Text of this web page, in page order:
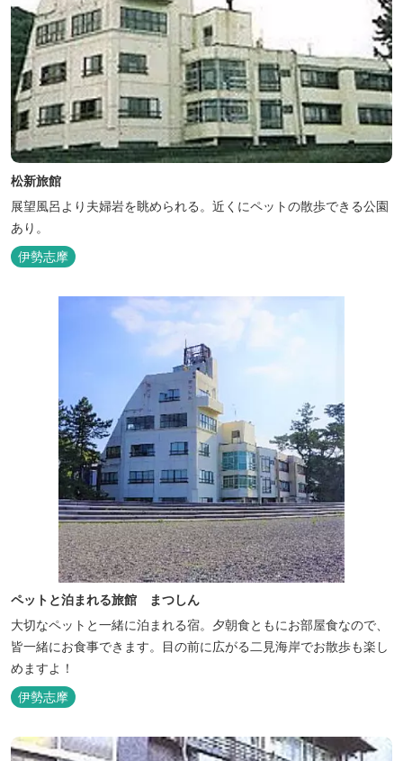
松新旅館
展望風呂より夫婦岩を眺められる。近くにペットの散歩できる公園
あり。
伊勢志摩
ペットと泊まれる旅館 まつしん
大切なペットと一緒に泊まれる宿。夕朝食ともにお部屋食なので、
皆一緒にお食事できます。目の前に広がる二見海岸でお散歩も楽し
めますよ！
伊勢志摩